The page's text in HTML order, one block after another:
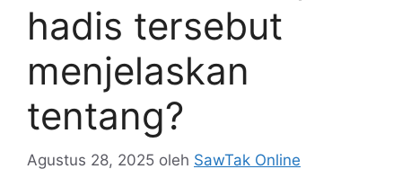
hadis tersebut
menjelaskan
tentang?
Agustus 28, 2025 oleh SawTak Online